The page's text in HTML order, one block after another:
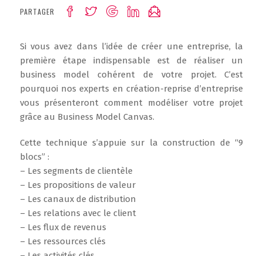
PARTAGER
Si vous avez dans l’idée de créer une entreprise, la
première étape indispensable est de réaliser un
business model cohérent de votre projet. C’est
pourquoi nos experts en création-reprise d’entreprise
vous présenteront comment modéliser votre projet
grâce au Business Model Canvas.
Cette technique s’appuie sur la construction de “9
blocs” :
– Les segments de clientèle
– Les propositions de valeur
– Les canaux de distribution
– Les relations avec le client
– Les flux de revenus
– Les ressources clés